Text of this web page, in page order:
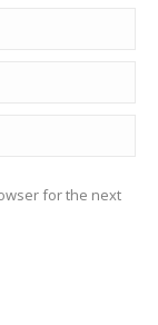
for the next